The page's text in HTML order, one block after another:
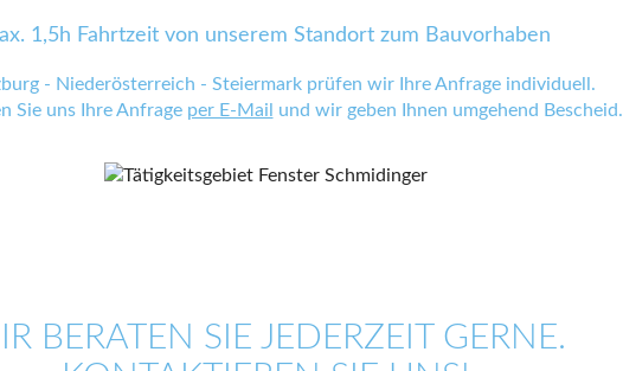
1,5h Fahrtzeit von unserem Standort zum Bauvorhaben
- Niederösterreich - Steiermark prüfen wir Ihre Anfrage individuell.
Sie uns Ihre Anfrage per E-Mail und wir geben Ihnen umgehend Bescheid.
BERATEN SIE JEDERZEIT GERNE.